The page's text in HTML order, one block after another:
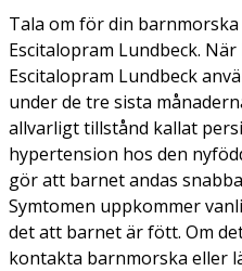
Tala om för din
Escitalopram Lundbeck.
Escitalopram Lundbeck
under de tre sista
allvarligt tillstånd kallat
hypertension hos den
gör att barnet andas
Symtomen uppkommer
det att barnet är fött. Om
kontakta barnmorska eller